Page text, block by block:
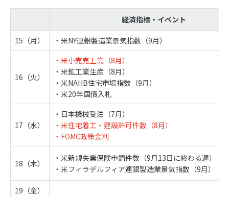
経済指標・イベント
15（月） ・米NY連銀製造業景気指数（9月）
16（火）
・米小売売上高（8月）
・米鉱工業生産（8月）
・米NAHB住宅市場指数（9月）
・米20年国債入札
17（水）
・日本機械受注（7月）
・米住宅着工・建設許可件数（8月）
・FOMC政策金利
18（木）
・米新規失業保険申請件数（9月13日に終わる週）
・米フィラデルフィア連銀製造業景気指数（9月）
19（金）